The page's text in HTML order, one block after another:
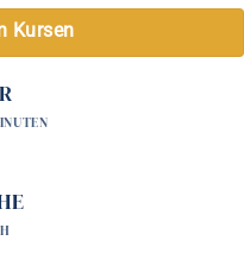
Kursen